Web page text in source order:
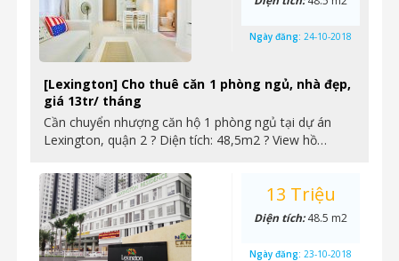
[Lexington] Cho thuê căn 1 phòng ngủ, nhà đẹp,
giá 13tr/ tháng
Cần chuyển nhượng căn hộ 1 phòng ngủ tại dự án
Lexington, quận 2 ? Diện tích: 48,5m2 ? View hồ…
Ngày đăng: 24-10-2018
13 Triệu
Diện tích:48.5 m2
Ngày đăng: 23-10-2018